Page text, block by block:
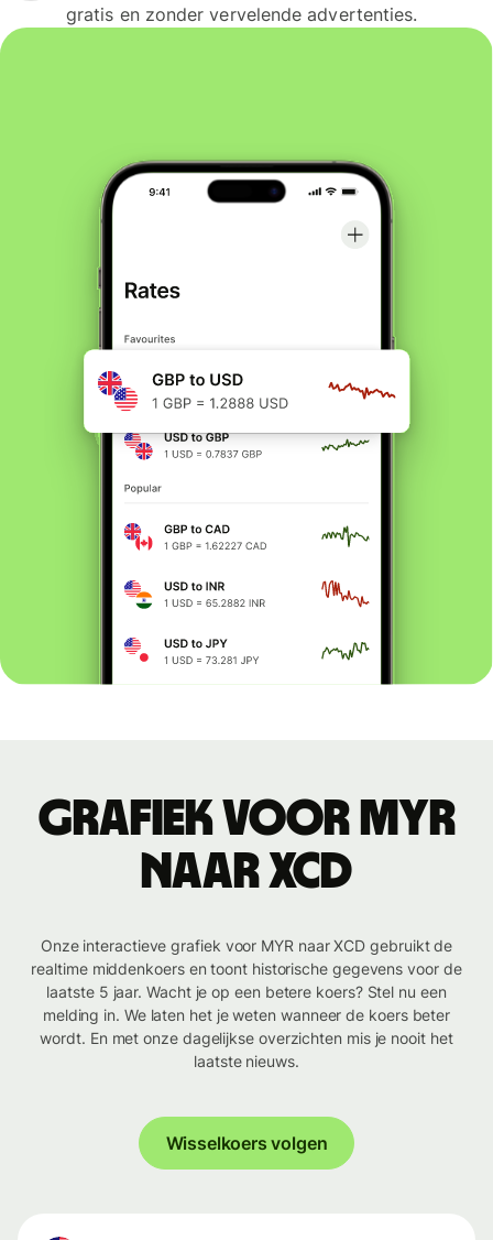
gratis en zonder vervelende advertenties.
Grafiek voor MYR
naar XCD
Onze interactieve grafiek voor MYR naar XCD gebruikt de
realtime middenkoers en toont historische gegevens voor de
laatste 5 jaar. Wacht je op een betere koers? Stel nu een
melding in. We laten het je weten wanneer de koers beter
wordt. En met onze dagelijkse overzichten mis je nooit het
laatste nieuws.
Wisselkoers volgen